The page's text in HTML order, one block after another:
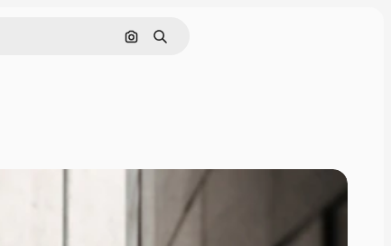
画像で検索
検索